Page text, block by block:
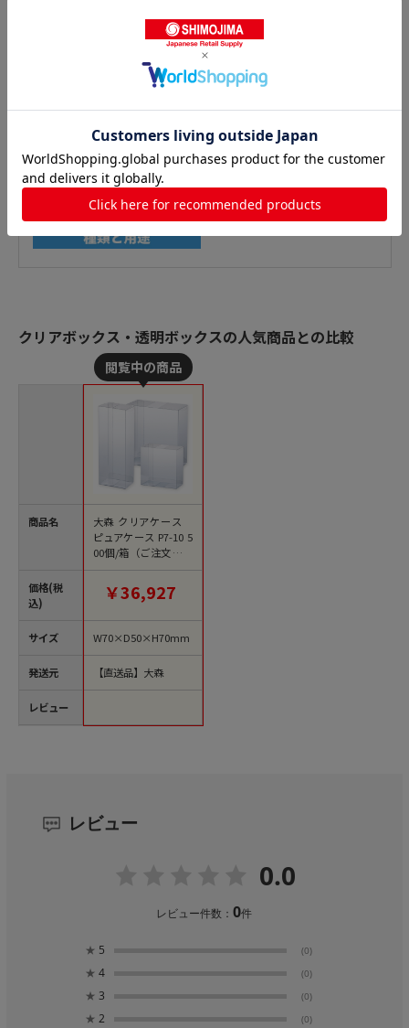
クリアボックス・透明ボックスの人気商品との比較
商品名
価格(税
込)
サイズ
発送元
レビュー
大森 クリアケース
ピュアケース P7-10 5
00個/箱（ご注文単位
1箱）【直送品】
￥36,927
W70×D50×H70mm
【直送品】大森
レビュー
0.0
レビュー件数：0件
★ 5 (0)
★ 4 (0)
★ 3 (0)
★ 2 (0)